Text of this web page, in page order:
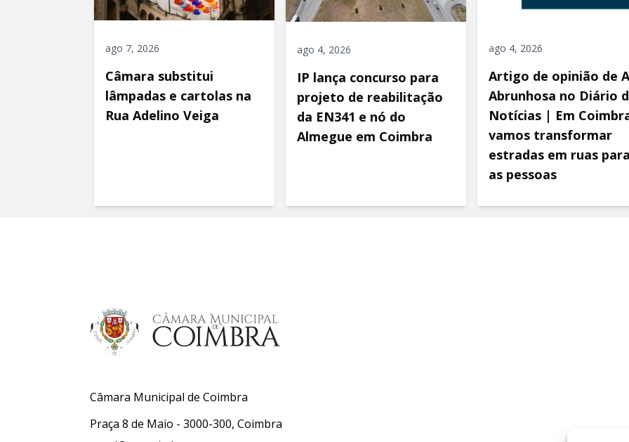
ago 7, 2026
Câmara substitui
lâmpadas e cartolas na
Rua Adelino Veiga
ago 4, 2026
IP lança concurso para
projeto de reabilitação
da EN341 e nó do
Almegue em Coimbra
ago 4, 2026
Artigo de opinião de
Abrunhosa no Diário
Notícias | Em
vamos transformar
estradas em ruas
as pessoas
Câmara Municipal de Coimbra
Praça 8 de Maio - 3000-300, Coimbra